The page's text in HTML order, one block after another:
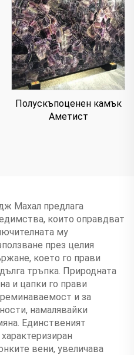
Полускъпоценен камък
Аметист
Махал предлага
които оправдват
му
през целия
което го прави
тръпка. Природната
и цапки го прави
и за
намалявайки
Единственият
вени, увеличава